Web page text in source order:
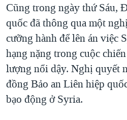
Cũng trong ngày thứ Sáu,
quốc đã thông qua một
cưỡng hành để lên án việc
hạng nặng trong cuộc
lượng nổi dậy. Nghị quyết
đồng Bảo an Liên hiệp
bạo động ở Syria.